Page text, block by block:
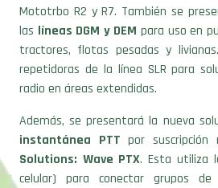
Mototrbo R2 y R7. También se
las líneas DGM y DEM para uso en
tractores, flotas pesadas y
repetidoras de la línea SLR para
radio en áreas extendidas.
Además, se presentará la nueva
instantánea PTT por suscripción
Solutions: Wave PTX. Esta utiliza
celular) para conectar grupos